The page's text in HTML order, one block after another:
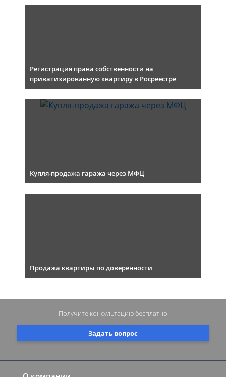
Регистрация права собственности на
приватизированную квартиру в Росреестре
Купля-продажа гаража через МФЦ
Продажа квартиры по доверенности
Задать вопрос
Получите консультацию бесплатно